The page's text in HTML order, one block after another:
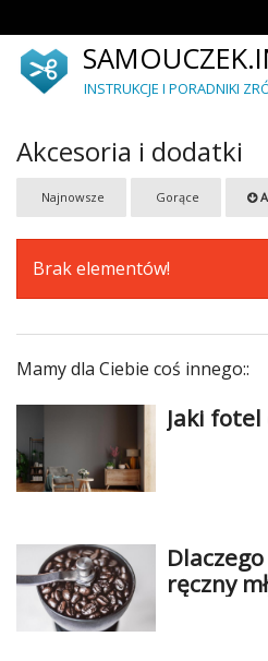
Porady
dodatki
Ogród
Dekoracje
ozdoby
Autorskie
projekty
Biżuteria
INSTRUKCJE I PORADNIKI
Akcesoria i dodatki
Najnowsze Gorące
Brak elementów!
Mamy dla Ciebie coś innego::
Jaki
ręczny